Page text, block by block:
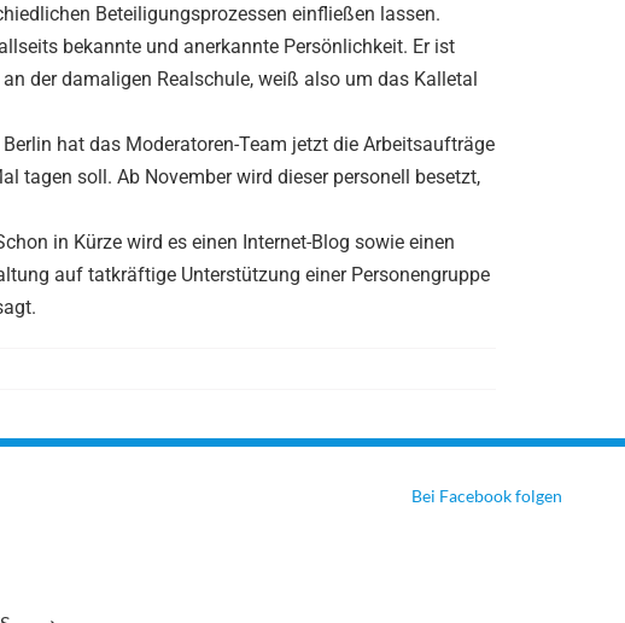
Beteiligungsprozessen einfließen lassen.
bekannte und anerkannte Persönlichkeit. Er ist
der damaligen Realschule, weiß also um das Kalletal
hat das Moderatoren-Team jetzt die Arbeitsaufträge
tagen soll. Ab November wird dieser personell besetzt,
in Kürze wird es einen Internet-Blog sowie einen
auf tatkräftige Unterstützung einer Personengruppe
Bei Facebook folgen